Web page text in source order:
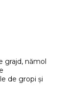
grajd, nămol
de gropi și